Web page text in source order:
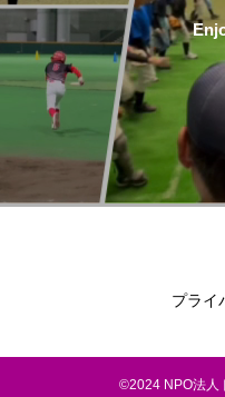
プライ
©2024 NPO法人